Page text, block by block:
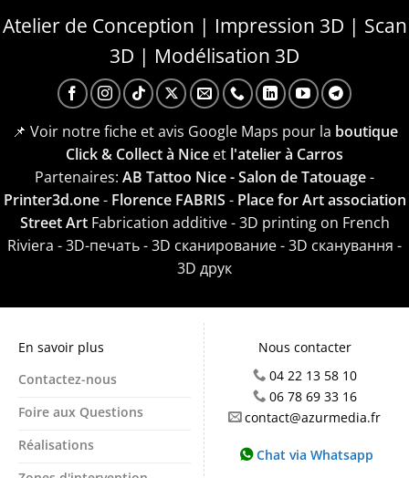
Atelier de Conception | Impression 3D | Scan
3D | Modélisation 3D
📌 Voir notre fiche et avis Google Maps pour la boutique
Click & Collect à Nice et l'atelier à Carros
Partenaires: AB Tattoo Nice - Salon de Tatouage-
Printer3d.one- Florence FABRIS - Place for Art association
Street ArtFabrication additive - 3D printing on French
Riviera - 3D-печать - 3D сканирование - 3D сканування -
3D друк
En savoir plus
Contactez-nous
Foire aux Questions
Réalisations
Nous contacter
04 22 13 58 10
06 78 69 33 16
contact@azurmedia.fr
Chat via Whatsapp